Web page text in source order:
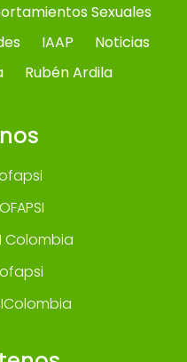
Sexuales
IAAP
Noticias
Rubén Ardila
Colombia